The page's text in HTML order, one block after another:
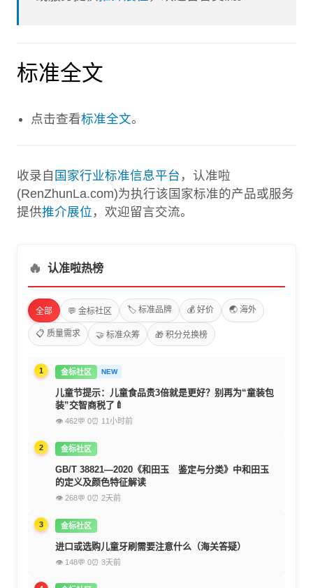
标准全文
点击查看标准全文。
收录自 国家行业标准信息平台 ，认准啦
(RenZhunLa.com)为执行该国家标准的产品或服务
提供推介展位 ，欢迎留言交流。
🔥 认准啦热榜
全部 💬 金标社区 🏷️ 标准品牌 💰 好价 🌏 海外
📋 质量需求 🤝 标准众筹 🎁 积分兑换榜
1 金标社区 NEW
儿童节提示：儿童食品贵3倍就是更好？别再为“童装包
装”交智商税了🍼
👁 462💬 0⏰ 11小时前
2 金标社区
GB/T 38821—2020《和田玉 鉴定与分类》中和田玉
的定义及颜色特征解读
👁 268💬 0⏰ 2天前
3 金标社区
进口或选购儿童牙刷需要注意什么（海关答疑）
👁 148💬 0⏰ 3天前